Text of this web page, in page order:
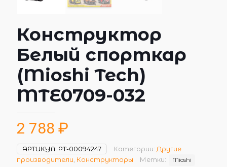
Конструктор
Белый спорткар
(Mioshi Tech)
MTE0709-032
2 788 ₽
АРТИКУЛ: РТ-00094247 Категории: Другие
производители Конструкторы Метки:
Mioshi